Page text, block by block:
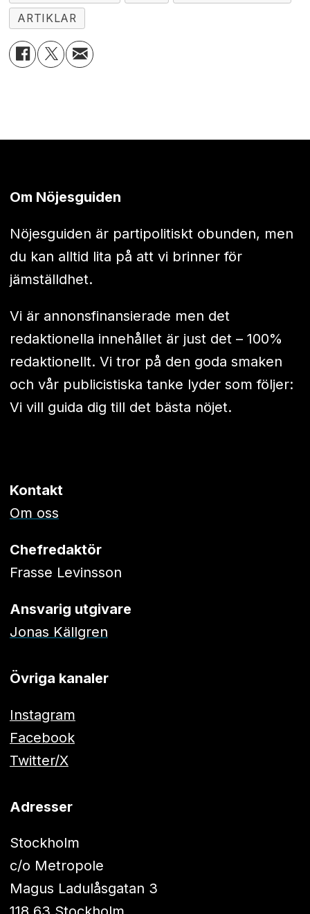
ARTIKLAR
Om Nöjesguiden
Nöjesguiden är partipolitiskt obunden, men
du kan alltid lita på att vi brinner för
jämställdhet.
Vi är annonsfinansierade men det
redaktionella innehållet är just det – 100%
redaktionellt. Vi tror på den goda smaken
och vår publicistiska tanke lyder som följer:
Vi vill guida dig till det bästa nöjet.
Kontakt
Om oss
Chefredaktör
Frasse Levinsson
Ansvarig utgivare
Jonas Källgren
Övriga kanaler
Instagram
Facebook
Twitter/X
Adresser
Stockholm
c/o Metropole
Magus Ladulåsgatan 3